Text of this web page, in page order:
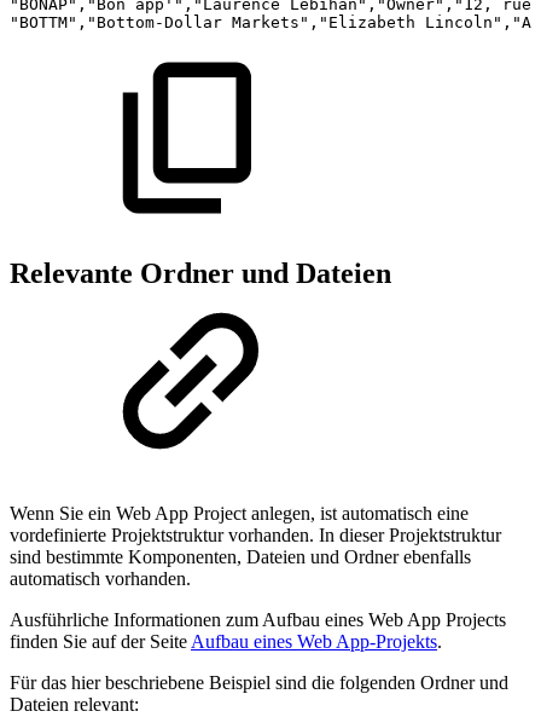
"BONAP","Bon app'","Laurence Lebihan","Owner","12,
rue
"BOTTM","Bottom-Dollar Markets","Elizabeth
Relevante Ordner und Dateien
Wenn Sie ein Web App Project anlegen, ist automatisch eine
vordefinierte Projektstruktur vorhanden. In dieser Projektstruktur
sind bestimmte Komponenten, Dateien und Ordner ebenfalls
automatisch vorhanden.
Ausführliche Informationen zum Aufbau eines Web App Projects
finden Sie auf der Seite Aufbau eines Web App-Projekts.
Für das hier beschriebene Beispiel sind die folgenden Ordner und
Dateien relevant: